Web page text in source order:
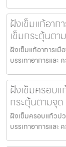
ฝังเข็มแก้อาก
เข็มกระตุ้นต
ฝังเข็มแก้อาการเ
บรรเทาอาการและ
ฝังเข็มครอบแ
กระตุ้นตามจุ
ฝังเข็มครอบแก้วป
บรรเทาอาการแล